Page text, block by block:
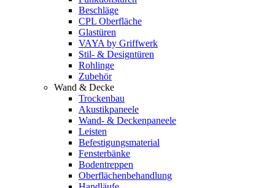
Beschläge
CPL Oberfläche
Glastüren
VAYA by Griffwerk
Stil- & Designtüren
Rohlinge
Zubehör
Wand & Decke
Trockenbau
Akustikpaneele
Wand- & Deckenpaneele
Leisten
Befestigungsmaterial
Fensterbänke
Bodentreppen
Oberflächenbehandlung